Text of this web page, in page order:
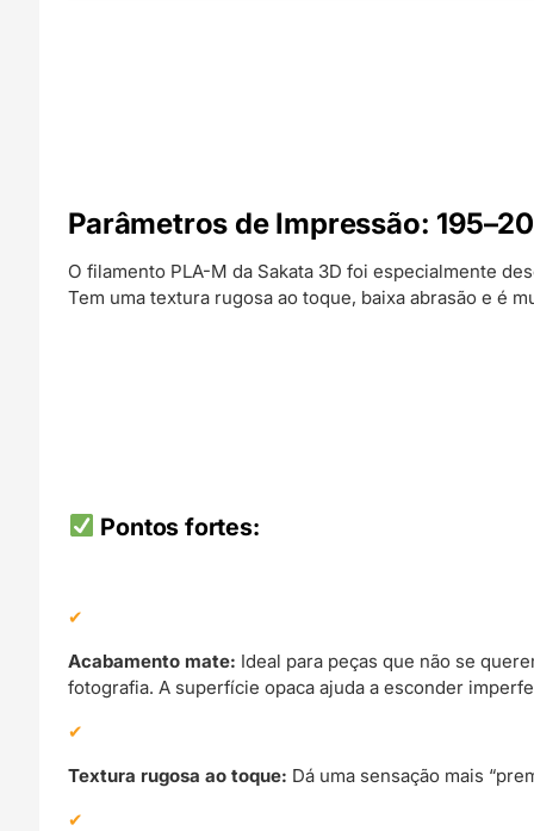
Parâmetros de Impressão:
O filamento PLA-M da Sakata 3D foi especialmente
Tem uma textura rugosa ao toque, baixa abrasão e é
Pontos fortes:
Acabamento mate: Ideal para peças que não se
fotografia. A superfície opaca ajuda a esconder
Textura rugosa ao toque: Dá uma sensação mais